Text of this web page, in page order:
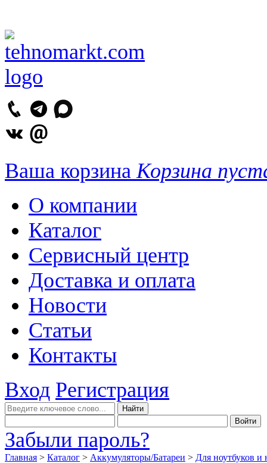
Ваша корзина Корзина
О компании
Каталог
Сервисный центр
Доставка и оплата
Новости
Статьи
Контакты
Вход Регистрация
Забыли пароль?
Главная > Каталог > Аккумуляторы/Батареи > Для ноутбуков и